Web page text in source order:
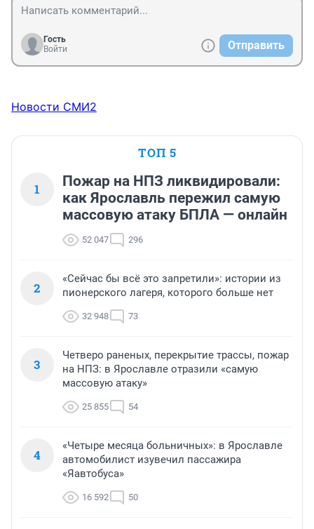
Гость
Войти
Отправить
Новости СМИ2
ТОП 5
1
Пожар на НПЗ ликвидировали:
как Ярославль пережил самую
массовую атаку БПЛА — онлайн
52 047 296
2
«Сейчас бы всё это запретили»: истории из
пионерского лагеря, которого больше нет
32 948 73
3
Четверо раненых, перекрытие трассы, пожар
на НПЗ: в Ярославле отразили «самую
массовую атаку»
25 855 54
4
«Четыре месяца больничных»: в Ярославле
автомобилист изувечил пассажира
«Яавтобуса»
16 592 50